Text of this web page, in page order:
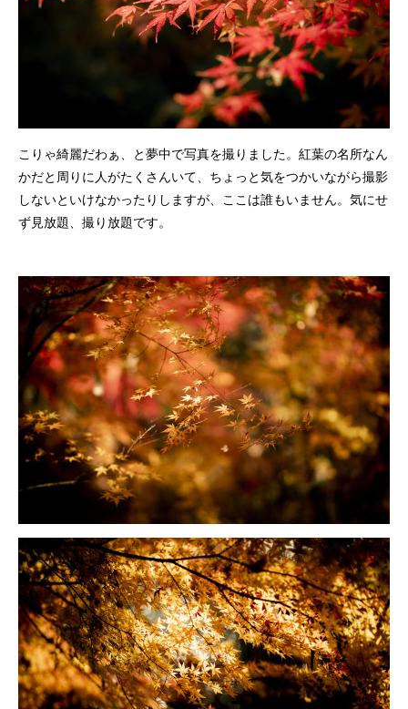
こりゃ綺麗だわぁ、と夢中で写真を撮りました。紅葉の名所なん
かだと周りに人がたくさんいて、ちょっと気をつかいながら撮影
しないといけなかったりしますが、ここは誰もいません。気にせ
ず見放題、撮り放題です。